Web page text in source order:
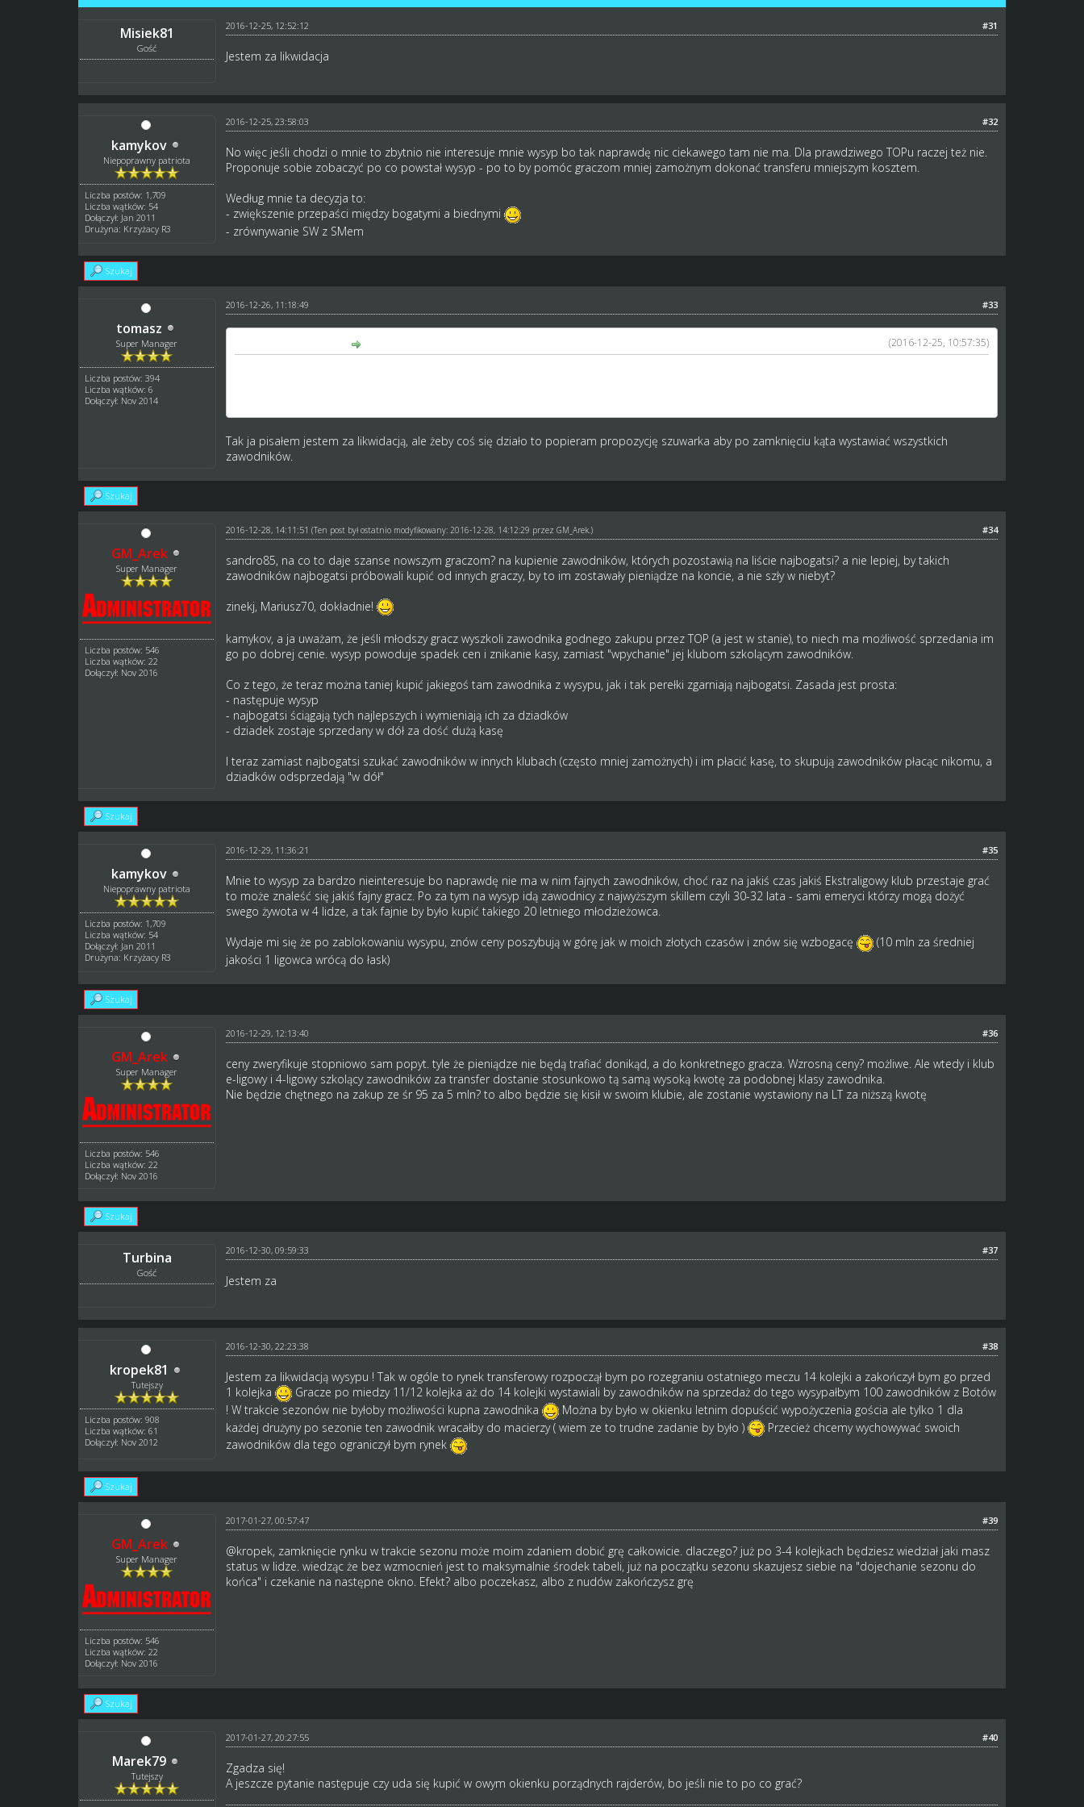
Misiek81
Gość
#31
2016-12-25, 12:52:12
Jestem za likwidacja
kamykov
Niepoprawny patriota
Liczba postów: 1,709
Liczba wątków: 54
Dołączył: Jan 2011
Drużyna: Krzyżacy R3
#32
2016-12-25, 23:58:03
No więc jeśli chodzi o mnie to zbytnio nie interesuje mnie wysyp bo tak naprawdę nic ciekawego tam nie ma. Dla prawdziwego TOPu raczej też nie.
Proponuje sobie zobaczyć po co powstał wysyp - po to by pomóc graczom mniej zamożnym dokonać transferu mniejszym kosztem.
Według mnie ta decyzja to:
- zwiększenie przepaści między bogatymi a biednymi
- zrównywanie SW z SMem
Szukaj
tomasz
Super Manager
Liczba postów: 394
Liczba wątków: 6
Dołączył: Nov 2014
#33
2016-12-26, 11:18:49
(2016-12-25, 10:57:35)
Tak ja pisałem jestem za likwidacją, ale żeby coś się działo to popieram propozycję szuwarka aby po zamknięciu kąta wystawiać wszystkich
zawodników.
Szukaj
GM_Arek
Super Manager
Liczba postów: 546
Liczba wątków: 22
Dołączył: Nov 2016
#34
2016-12-28, 14:11:51 (Ten post był ostatnio modyfikowany: 2016-12-28, 14:12:29 przez GM_Arek.)
sandro85, na co to daje szanse nowszym graczom? na kupienie zawodników, których pozostawią na liście najbogatsi? a nie lepiej, by takich
zawodników najbogatsi próbowali kupić od innych graczy, by to im zostawały pieniądze na koncie, a nie szły w niebyt?
zinekj, Mariusz70, dokładnie!
kamykov, a ja uważam, że jeśli młodszy gracz wyszkoli zawodnika godnego zakupu przez TOP (a jest w stanie), to niech ma możliwość sprzedania im
go po dobrej cenie. wysyp powoduje spadek cen i znikanie kasy, zamiast "wpychanie" jej klubom szkolącym zawodników.
Co z tego, że teraz można taniej kupić jakiegoś tam zawodnika z wysypu, jak i tak perełki zgarniają najbogatsi. Zasada jest prosta:
- następuje wysyp
- najbogatsi ściągają tych najlepszych i wymieniają ich za dziadków
- dziadek zostaje sprzedany w dół za dość dużą kasę
I teraz zamiast najbogatsi szukać zawodników w innych klubach (często mniej zamożnych) i im płacić kasę, to skupują zawodników płacąc nikomu, a
dziadków odsprzedają "w dół"
Szukaj
kamykov
Niepoprawny patriota
Liczba postów: 1,709
Liczba wątków: 54
Dołączył: Jan 2011
Drużyna: Krzyżacy R3
#35
2016-12-29, 11:36:21
Mnie to wysyp za bardzo nieinteresuje bo naprawdę nie ma w nim fajnych zawodników, choć raz na jakiś czas jakiś Ekstraligowy klub przestaje grać
to może znaleść się jakiś fajny gracz. Po za tym na wysyp idą zawodnicy z najwyższym skillem czyli 30-32 lata - sami emeryci którzy mogą dożyć
swego żywota w 4 lidze, a tak fajnie by było kupić takiego 20 letniego młodzieżowca.
Wydaje mi się że po zablokowaniu wysypu, znów ceny poszybują w górę jak w moich złotych czasów i znów się wzbogacę
(10 mln za średniej
jakości 1 ligowca wrócą do łask)
Szukaj
GM_Arek
Super Manager
Liczba postów: 546
Liczba wątków: 22
Dołączył: Nov 2016
#36
2016-12-29, 12:13:40
ceny zweryfikuje stopniowo sam popyt. tyle że pieniądze nie będą trafiać donikąd, a do konkretnego gracza. Wzrosną ceny? możliwe. Ale wtedy i klub
e-ligowy i 4-ligowy szkolący zawodników za transfer dostanie stosunkowo tą samą wysoką kwotę za podobnej klasy zawodnika.
Nie będzie chętnego na zakup ze śr 95 za 5 mln? to albo będzie się kisił w swoim klubie, ale zostanie wystawiony na LT za niższą kwotę
Szukaj
Turbina
Gość
#37
2016-12-30, 09:59:33
Jestem za
kropek81
Tutejszy
Liczba postów: 908
Liczba wątków: 61
Dołączył: Nov 2012
#38
2016-12-30, 22:23:38
Jestem za likwidacją wysypu ! Tak w ogóle to rynek transferowy rozpoczął bym po rozegraniu ostatniego meczu 14 kolejki a zakończył bym go przed
1 kolejka
Gracze po miedzy 11/12 kolejka aż do 14 kolejki wystawiali by zawodników na sprzedaż do tego wysypałbym 100 zawodników z Botów
! W trakcie sezonów nie byłoby możliwości kupna zawodnika
Można by było w okienku letnim dopuścić wypożyczenia gościa ale tylko 1 dla
każdej drużyny po sezonie ten zawodnik wracałby do macierzy ( wiem ze to trudne zadanie by było )
Przecież chcemy wychowywać swoich
zawodników dla tego ograniczył bym rynek
Szukaj
GM_Arek
Super Manager
Liczba postów: 546
Liczba wątków: 22
Dołączył: Nov 2016
#39
2017-01-27, 00:57:47
@kropek, zamknięcie rynku w trakcie sezonu może moim zdaniem dobić grę całkowicie. dlaczego? już po 3-4 kolejkach będziesz wiedział jaki masz
status w lidze. wiedząc że bez wzmocnień jest to maksymalnie środek tabeli, już na początku sezonu skazujesz siebie na "dojechanie sezonu do
końca" i czekanie na następne okno. Efekt? albo poczekasz, albo z nudów zakończysz grę
Szukaj
Marek79
Tutejszy
#40
2017-01-27, 20:27:55
Zgadza się!
A jeszcze pytanie następuje czy uda się kupić w owym okienku porządnych rajderów, bo jeśli nie to po co grać?